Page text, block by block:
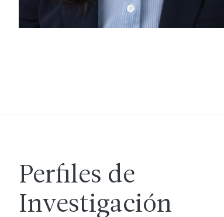
Perfiles de
Investigación